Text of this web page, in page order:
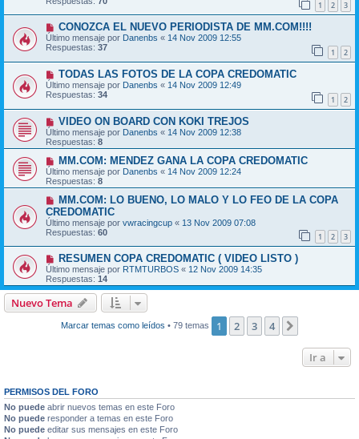
1 2 3
CONOZCA EL NUEVO PERIODISTA DE MM.COM!!!!
Último mensaje por Danenbs « 14 Nov 2009 12:55
Respuestas: 37 1 2
TODAS LAS FOTOS DE LA COPA CREDOMATIC
Último mensaje por Danenbs « 14 Nov 2009 12:49
Respuestas: 34 1 2
VIDEO ON BOARD CON KOKI TREJOS
Último mensaje por Danenbs « 14 Nov 2009 12:38
Respuestas: 8
MM.COM: MENDEZ GANA LA COPA CREDOMATIC
Último mensaje por Danenbs « 14 Nov 2009 12:24
Respuestas: 8
MM.COM: LO BUENO, LO MALO Y LO FEO DE LA COPA
CREDOMATIC
Último mensaje por vwracingcup « 13 Nov 2009 07:08
Respuestas: 60 1 2 3
RESUMEN COPA CREDOMATIC ( VIDEO LISTO )
Último mensaje por RTMTURBOS « 12 Nov 2009 14:35
Respuestas: 14
Nuevo Tema
Marcar temas como leídos • 79 temas 1 2 3 4
Ir a
PERMISOS DEL FORO
No puede abrir nuevos temas en este Foro
No puede responder a temas en este Foro
No puede editar sus mensajes en este Foro